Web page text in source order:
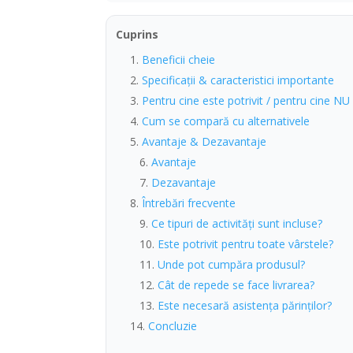
Cuprins
Beneficii cheie
Specificații & caracteristici importante
Pentru cine este potrivit / pentru cine
Cum se compară cu alternativele
Avantaje & Dezavantaje
Avantaje
Dezavantaje
Întrebări frecvente
Ce tipuri de activități sunt incluse?
Este potrivit pentru toate vârstele?
Unde pot cumpăra produsul?
Cât de repede se face livrarea?
Este necesară asistența părinților?
Concluzie